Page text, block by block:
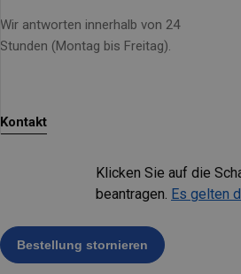
Wir antworten innerhalb von 24
Stunden (Montag bis Freitag).
Kontakt
Klicken Sie auf die
beantragen. Es gelten